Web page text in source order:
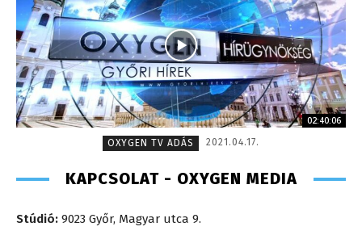
02:40:06
OXYGEN TV ADÁS
2021.04.17.
KAPCSOLAT - OXYGEN MEDIA
Stúdió: 9023 Győr, Magyar utca 9.